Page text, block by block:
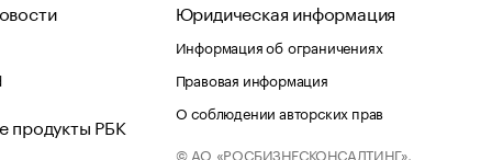
продукты РБК
Юридическая информация
Информация об ограничениях
Правовая информация
О соблюдении авторских прав
© АО «РОСБИЗНЕСКОНСАЛТИНГ»,